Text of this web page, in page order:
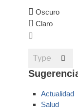
Oscuro
Claro
Actualidad
Salud